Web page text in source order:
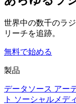
世界中の数千のラ
リーチを追跡。
無料で始める
製品
データソース アー
ト ソーシャルメデ